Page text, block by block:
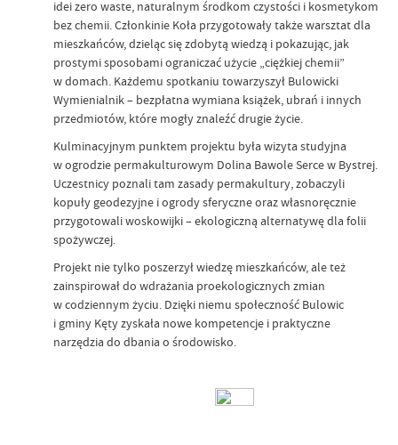
idei zero waste, naturalnym środkom czystości i kosmetykom
bez chemii. Członkinie Koła przygotowały także warsztat dla
mieszkańców, dzieląc się zdobytą wiedzą i pokazując, jak
prostymi sposobami ograniczać użycie „ciężkiej chemii”
w domach. Każdemu spotkaniu towarzyszył Bulowicki
Wymienialnik – bezpłatna wymiana książek, ubrań i innych
przedmiotów, które mogły znaleźć drugie życie.
Kulminacyjnym punktem projektu była wizyta studyjna
w ogrodzie permakulturowym Dolina Bawole Serce w Bystrej.
Uczestnicy poznali tam zasady permakultury, zobaczyli
kopuły geodezyjne i ogrody sferyczne oraz własnoręcznie
przygotowali woskowijki – ekologiczną alternatywę dla folii
spożywczej.
Projekt nie tylko poszerzył wiedzę mieszkańców, ale też
zainspirował do wdrażania proekologicznych zmian
w codziennym życiu. Dzięki niemu społeczność Bulowic
i gminy Kęty zyskała nowe kompetencje i praktyczne
narzędzia do dbania o środowisko.